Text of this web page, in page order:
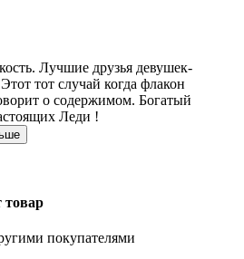
Лучшие друзья девушек-
тот случай когда флакон
о содержимом. Богатый
Леди !
товар
покупателями